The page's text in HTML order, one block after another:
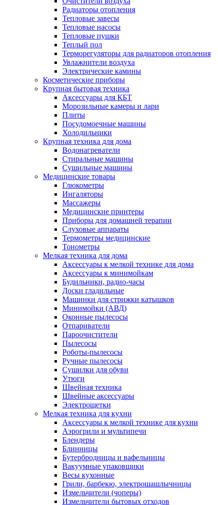
Радиаторы отопления
Тепловые завесы
Тепловые насосы
Тепловые пушки
Теплый пол
Терморегуляторы для радиаторов отопления
Увлажнители воздуха
Электрические камины
Косметические приборы
Крупная бытовая техника
Аксессуары для КБТ
Морозильные камеры и лари
Плиты
Посудомоечные машины
Холодильники
Крупная техника для дома
Водонагреватели
Стиральные машины
Сушильные машины
Медицинские товары
Глюкометры
Ингаляторы
Массажеры
Медицинские принтеры
Приборы для домашней терапии
Слуховые аппараты
Термометры медицинские
Тонометры
Мелкая техника для дома
Аксессуары к мелкой технике для дома
Аксессуары к минимойкам
Будильники, радио-часы
Доски гладильные
Машинки для стрижки катышков
Минимойки (АВД)
Оконные пылесосы
Отпариватели
Пароочистители
Пылесосы
Роботы-пылесосы
Ручные пылесосы
Сушилки для обуви
Утюги
Швейная техника
Швейные аксессуары
Электрощетки
Мелкая техника для кухни
Аксессуары к мелкой технике для кухни
Аэрогрили и мультипечи
Блендеры
Блинницы
Бутербродницы и вафельницы
Вакуумные упаковщики
Весы кухонные
Грили, барбекю, электрошашлычницы
Измельчители (чоперы)
Измельчители бытовых отходов